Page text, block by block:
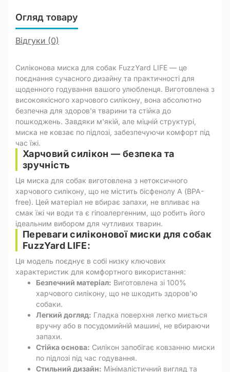
Огляд товару
Відгуки (0)
Силіконова миска для собак FuzzYard LIFE — це
поєднання сучасного дизайну та практичності для
щоденного годування вашого улюбленця. Виготовлена з
високоякісного харчового силікону, вона абсолютно
безпечна для здоров'я тварини та стійка до
пошкоджень. Завдяки м'якій, але міцній структурі,
миска не ковзає по підлозі, забезпечуючи комфорт під
час їжі.
Харчовий силікон — безпека та
зручність
Ця миска для собак виготовлена з нетоксичного
харчового силікону, що не містить бісфенолу А (BPA-
free). Цей матеріал не вбирає запахи, не впливає на
смак їжі чи води та є гіпоалергенним, що робить його
ідеальним вибором для чутливих тварин.
Переваги силіконової миски для собак
FuzzYard LIFE:
Ця модель поєднує в собі низку ключових
характеристик для комфортного використання:
Безпечний матеріал: Виготовлена зі 100%
харчового силікону, що не шкодить здоров'ю
собаки.
Легкий догляд: Гладка поверхня легко миється
вручну або в посудомийній машині, не вбираючи
запахи.
Стійка основа: Силікон запобігає ковзанню миски
по підлозі під час годування.
Стильний дизайн: Мінімалістичний вигляд та